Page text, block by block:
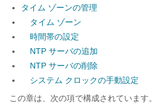
タイム ゾーンの管理
タイム ゾーン
時間帯の設定
NTP サーバの追加
NTP サーバの削除
システム クロックの手動設定
この章は、次の項で構成されています。